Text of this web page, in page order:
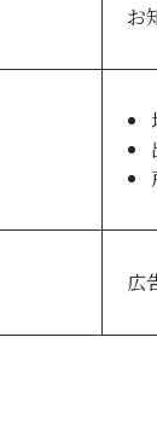
お
広